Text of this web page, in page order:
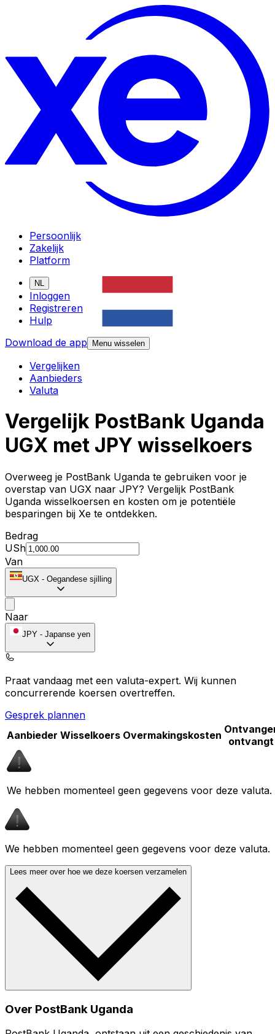
Persoonlijk
Zakelijk
Platform
NL
Inloggen
Registreren
Hulp
Download de app
Menu wisselen
Vergelijken
Aanbieders
Valuta
Vergelijk PostBank Uganda
UGX met JPY wisselkoers
Overweeg je PostBank Uganda te gebruiken voor je
overstap van UGX naar JPY? Vergelijk PostBank
Uganda wisselkoersen en kosten om je potentiële
besparingen bij Xe te ontdekken.
Bedrag
USh
Van
UGX - Oegandese sjilling
Naar
JPY - Japanse yen
Praat vandaag met een valuta-expert. Wij kunnen
concurrerende koersen overtreffen.
Gesprek plannen
Aanbieder Wisselkoers Overmakingskosten
ontvangt
We hebben momenteel geen gegevens voor deze valuta.
We hebben momenteel geen gegevens voor deze valuta.
Lees meer over hoe we deze koersen verzamelen
Over PostBank Uganda